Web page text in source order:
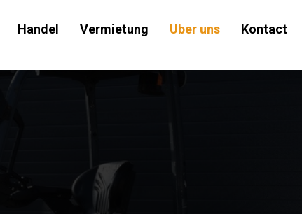
Handel Vermietung Uber uns Kontact